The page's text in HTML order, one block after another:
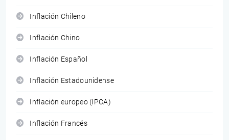
Inflación Chileno
Inflación Chino
Inflación Español
Inflación Estadounidense
Inflación europeo (IPCA)
Inflación Francés